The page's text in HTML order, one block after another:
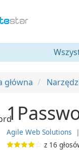
główna
Agile Web Solutions
z 16